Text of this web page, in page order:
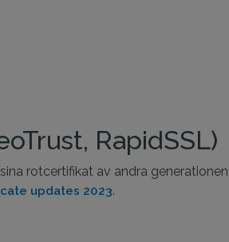
RapidSSL)
rotcertifikat av andra
updates 2023.